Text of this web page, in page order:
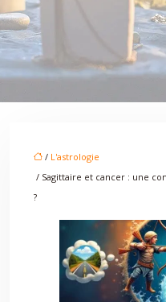
/ L'astrologie
/ Sagittaire et cancer : une
?